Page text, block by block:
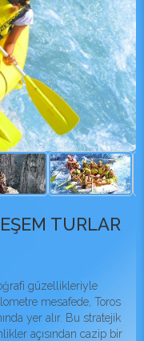
TURLAR
güzellikleriyle
mesafede, Toros
yer alır. Bu stratejik
açısından cazip bir